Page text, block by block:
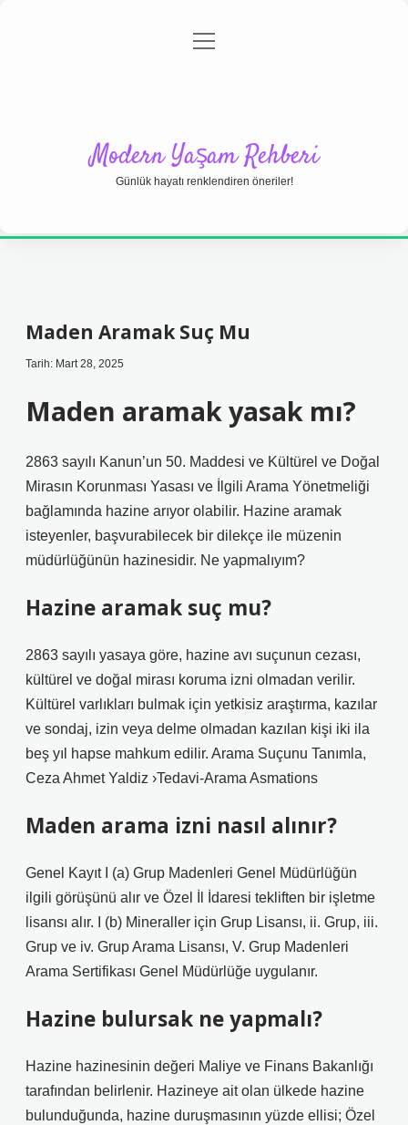
Gizlilik Politikası
menüyü
Modern Yaşam Rehberi
Günlük hayatı renklendiren öneriler!
Maden Aramak Suç Mu
Tarih: Mart 28, 2025
Maden aramak yasak mı?
2863 sayılı Kanun’un 50. Maddesi ve Kültürel ve Doğal
Mirasın Korunması Yasası ve İlgili Arama Yönetmeliği
bağlamında hazine arıyor olabilir. Hazine aramak
isteyenler, başvurabilecek bir dilekçe ile müzenin
müdürlüğünün hazinesidir. Ne yapmalıyım?
Hazine aramak suç mu?
2863 sayılı yasaya göre, hazine avı suçunun cezası,
kültürel ve doğal mirası koruma izni olmadan verilir.
Kültürel varlıkları bulmak için yetkisiz araştırma, kazılar
ve sondaj, izin veya delme olmadan kazılan kişi iki ila
beş yıl hapse mahkum edilir. Arama Suçunu Tanımla,
Ceza Ahmet Yaldiz ›Tedavi-Arama Asmations
Maden arama izni nasıl alınır?
Genel Kayıt I (a) Grup Madenleri Genel Müdürlüğün
ilgili görüşünü alır ve Özel İl İdaresi tekliften bir işletme
lisansı alır. I (b) Mineraller için Grup Lisansı, ii. Grup, iii.
Grup ve iv. Grup Arama Lisansı, V. Grup Madenleri
Arama Sertifikası Genel Müdürlüğe uygulanır.
Hazine bulursak ne yapmalı?
Hazine hazinesinin değeri Maliye ve Finans Bakanlığı
tarafından belirlenir. Hazineye ait olan ülkede hazine
bulunduğunda, hazine duruşmasının yüzde ellisi; Özel